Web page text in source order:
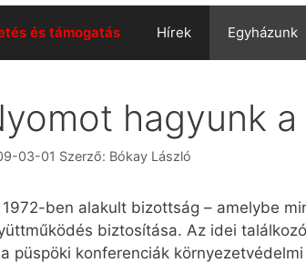
és támogatás Hírek Egyházunk
hagyunk
03-01 Szerző: Bókay László
1972-ben alakult bizottság – amelybe
biztosítása. Az idei
püspöki konferenciák